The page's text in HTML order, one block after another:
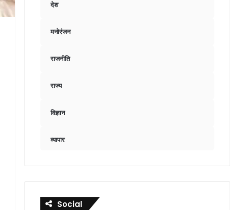
देश
मनोरंजन
राजनीति
राज्य
विज्ञान
व्यापार
Social